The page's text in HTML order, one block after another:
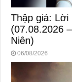
Thập giá:
(07.08.2026
Niên)
06/08/2026